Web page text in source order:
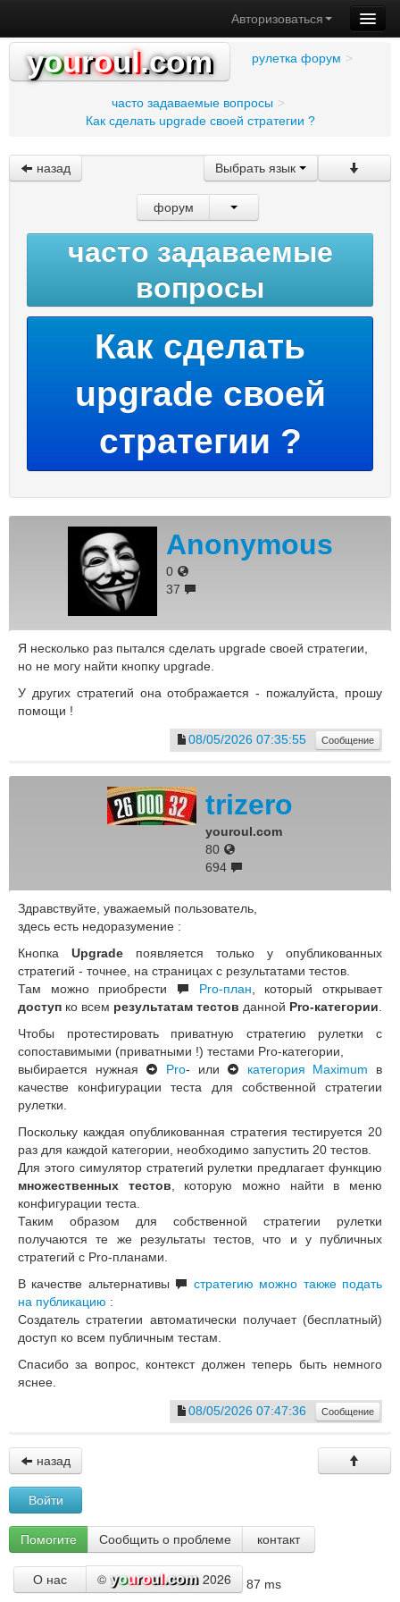
Авторизоваться
youroul.com рулетка форум >
часто задаваемые вопросы >
Как сделать upgrade своей стратегии ?
назад Выбрать язык
форум
часто задаваемые
вопросы
Как сделать
upgrade своей
стратегии ?
Anonymous
0
37
Я несколько раз пытался сделать upgrade своей стратегии,
но не могу найти кнопку upgrade.
У других стратегий она отображается - пожалуйста, прошу
помощи !
08/05/2026 07:35:55
Сообщение
trizero
youroul.com
80
694
Здравствуйте, уважаемый пользователь,
здесь есть недоразумение :
Кнопка Upgrade появляется только у опубликованных
стратегий - точнее, на страницах с результатами тестов.
Там можно приобрести
Pro-план , который открывает
доступ ко всем результатам тестов данной Pro-категории
Чтобы протестировать приватную стратегию рулетки с
сопоставимыми (приватными !) тестами Pro-категории,
выбирается нужная
Pro- или категория Maximum в
качестве конфигурации теста для собственной стратегии
рулетки.
Поскольку каждая опубликованная стратегия тестируется 20
раз для каждой категории, необходимо запустить 20 тестов.
Для этого симулятор стратегий рулетки предлагает функцию
множественных тестов , которую можно найти в меню
конфигурации теста.
Таким образом для собственной стратегии рулетки
получаются те же результаты тестов, что и у публичных
стратегий с Pro-планами.
В качестве альтернативы
стратегию можно также подать
на публикацию :
Создатель стратегии автоматически получает (бесплатный)
доступ ко всем публичным тестам.
Спасибо за вопрос, контекст должен теперь быть немного
яснее.
08/05/2026 07:47:36
Сообщение
назад
Войти
Помогите Сообщить о проблеме контакт
О нас © 2026 87 ms